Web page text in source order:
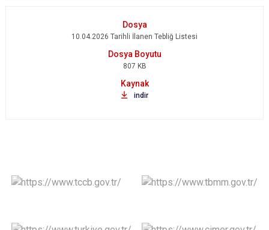
10.04.2026 Tarihli İlanen Tebliğ Listesi
807 KB
indir